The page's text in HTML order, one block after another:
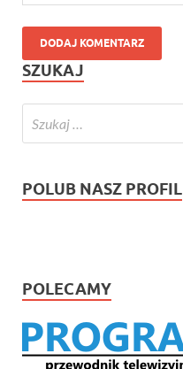
SZUKAJ
POLUB NASZ PROFIL
POLECAMY